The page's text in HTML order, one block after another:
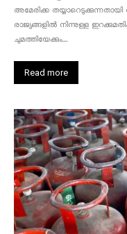
അമേരിക്ക
രാജ്യങ്ങളിൽ നിന്നുള്ള
ചുമത്തിയേക്കും....
Read more